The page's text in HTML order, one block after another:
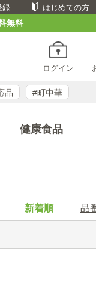
録 はじめての方
無料
ログイン
品 #町中華
健康食品
新着順 品